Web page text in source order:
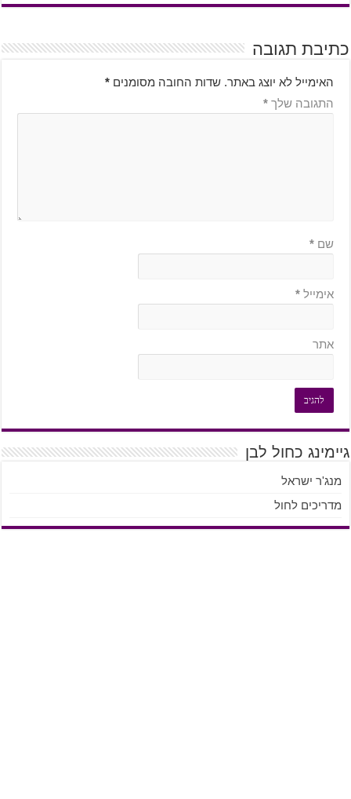
כתיבת תגובה
האימייל לא יוצג באתר. שדות החובה מסומנים *
התגובה שלך *
שם *
אימייל *
אתר
גיימינג כחול לבן
מנג'ר ישראל
מדריכים לחול